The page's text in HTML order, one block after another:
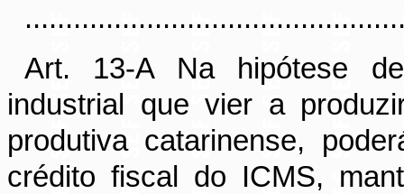
Art. 13-A Na hipótese
industrial que vier a
produtiva catarinense,
crédito fiscal do ICMS,